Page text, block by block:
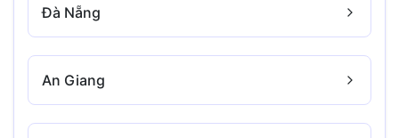
Đà Nẵng
An Giang